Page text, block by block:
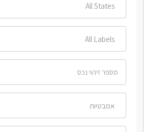
All States
All Labels
אמבטיות